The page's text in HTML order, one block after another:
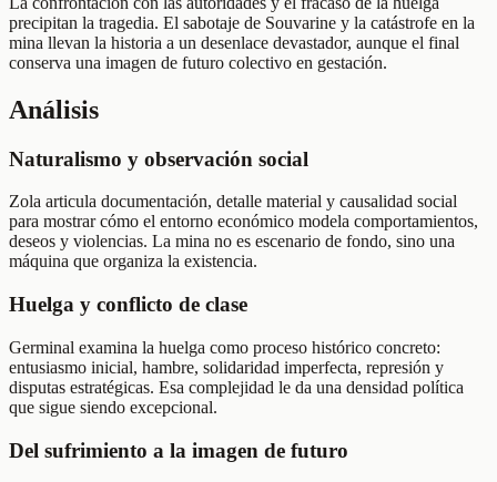
precipitan la tragedia. El sabotaje de Souvarine y la catástrofe en la
mina llevan la historia a un desenlace devastador, aunque el final
conserva una imagen de futuro colectivo en gestación.
Análisis
Naturalismo y observación social
Zola articula documentación, detalle material y causalidad social
para mostrar cómo el entorno económico modela comportamientos,
deseos y violencias. La mina no es escenario de fondo, sino una
máquina que organiza la existencia.
Huelga y conflicto de clase
Germinal examina la huelga como proceso histórico concreto:
entusiasmo inicial, hambre, solidaridad imperfecta, represión y
disputas estratégicas. Esa complejidad le da una densidad política
que sigue siendo excepcional.
Del sufrimiento a la imagen de futuro